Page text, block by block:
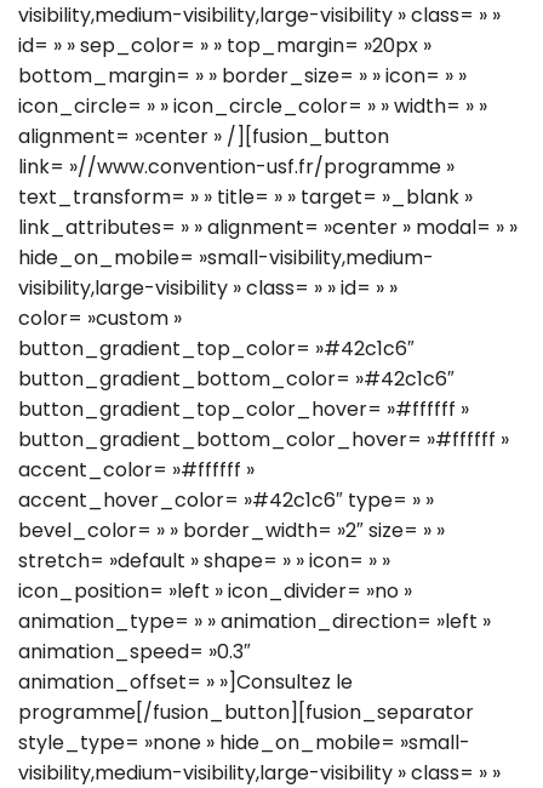
visibility,medium-visibility,large-visibility » class= » »
id= » » sep_color= » » top_margin= »20px »
bottom_margin= » » border_size= » » icon= » »
icon_circle= » » icon_circle_color= » » width= » »
alignment= »center » /][fusion_button
link= »//www.convention-usf.fr/programme »
text_transform= » » title= » » target= »_blank »
link_attributes= » » alignment= »center » modal= » »
hide_on_mobile= »small-visibility,medium-
visibility,large-visibility » class= » » id= » »
color= »custom »
button_gradient_top_color= »#42c1c6″
button_gradient_bottom_color= »#42c1c6″
button_gradient_top_color_hover= »#ffffff »
button_gradient_bottom_color_hover= »#ffffff »
accent_color= »#ffffff »
accent_hover_color= »#42c1c6″ type= » »
bevel_color= » » border_width= »2″ size= » »
stretch= »default » shape= » » icon= » »
icon_position= »left » icon_divider= »no »
animation_type= » » animation_direction= »left »
animation_speed= »0.3″
animation_offset= » »]Consultez le
programme[/fusion_button][fusion_separator
style_type= »none » hide_on_mobile= »small-
visibility,medium-visibility,large-visibility » class= » »